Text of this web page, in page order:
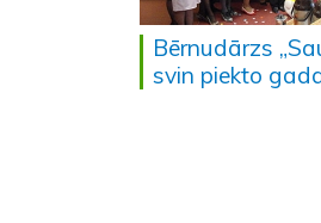
Bērnudārzs
svin piekto